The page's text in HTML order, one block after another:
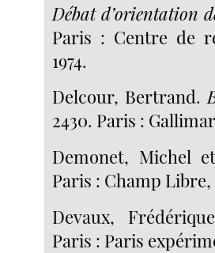
Débat d’orientation
Paris : Centre de
1974.
Delcour, Bertrand.
2430. Paris :
Demonet, Michel
Paris : Champ Libre,
Devaux,
Paris : Paris